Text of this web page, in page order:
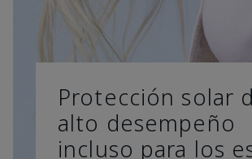
Protección solar
alto desempeño
incluso para los